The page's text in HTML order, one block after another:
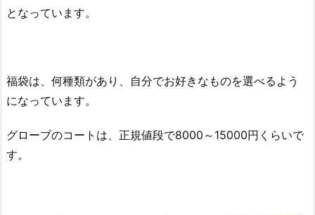
となっています。
福袋は、何種類があり、自分でお好きなものを選べるよう
になっています。
グローブのコートは、正規値段で8000～15000円くらいで
す。